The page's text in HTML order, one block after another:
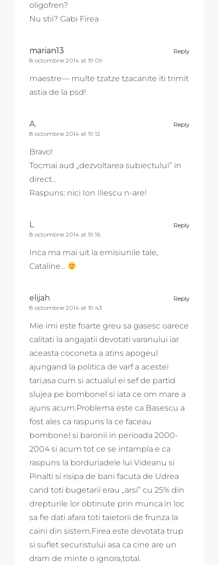
oligofren?
Nu stii? Gabi Firea
Reply
marian13
8 octombrie 2014 at 19:09
maestre— multe tzatze tzacanite iti trimit
astia de la psd!
Reply
A.
8 octombrie 2014 at 19:12
Bravo!
Tocmai aud „dezvoltarea subiectului” in
direct…
Raspuns: nici Ion Iliescu n-are!
Reply
L
8 octombrie 2014 at 19:16
Inca ma mai uit la emisiunile tale,
Cataline…
Reply
elijah
8 octombrie 2014 at 19:43
Mie imi este foarte greu sa gasesc oarece
calitati la angajatii devotati varanului iar
aceasta coconeta a atins apogeul
ajungand la politica de varf a acestei
tari,asa cum si actualul ei sef de partid
slujea pe bombonel si iata ce om mare a
ajuns acum.Problema este ca Basescu a
fost ales ca raspuns la ce faceau
bombonel si baronii in perioada 2000-
2004 si acum tot ce se intampla e ca
raspuns la borduriadele lui Videanu si
Pinalti si risipa de bani facuta de Udrea
cand toti bugetarii erau „arsi” cu 25% din
drepturile lor obtinute prin munca.in loc
sa fie dati afara toti taietorii de frunza la
caini din sistem.Firea este devotata trup
si suflet securistului asa ca cine are un
dram de minte o ignora,total.